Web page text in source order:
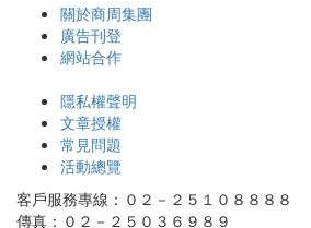
關於商周集團
廣告刊登
網站合作
隱私權聲明
文章授權
常見問題
活動總覽
客戶服務專線：０２－２５１０８８８８
傳真：０２－２５０３６９８９